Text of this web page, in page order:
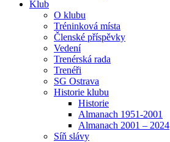
Klub
O klubu
Tréninková místa
Členské příspěvky
Vedení
Trenérská rada
Trenéři
SG Ostrava
Historie klubu
Historie
Almanach 1951-2001
Almanach 2001 – 2024
Síň slávy